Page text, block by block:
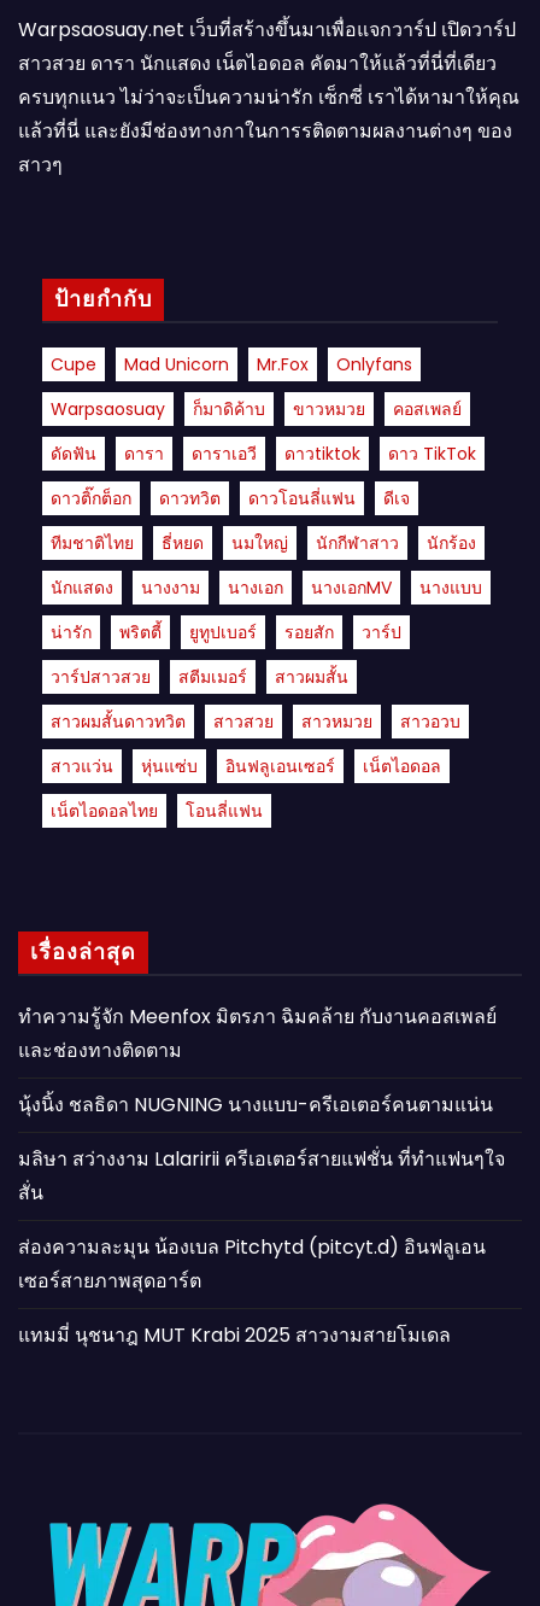
Warpsaosuay.net เว็บที่สร้างขึ้นมาเพื่อแจกวาร์ป เปิดวาร์ป
สาวสวย ดารา นักแสดง เน็ตไอดอล คัดมาให้แล้วที่นี่ที่เดียว
ครบทุกแนว ไม่ว่าจะเป็นความน่ารัก เซ็กซี่ เราได้หามาให้คุณ
แล้วที่นี่ และยังมีช่องทางกาในการรติดตามผลงานต่างๆ ของ
สาวๆ
ป้ายกำกับ
Cupe Mad Unicorn Mr.fox
Onlyfans
Warpsaosuay
ก็มาดิค้าบ ขาวหมวย
คอสเพลย์
ดัดฟัน
ดารา ดาราเอวี ดาวtiktok
ดาว TikTok
ดาวติ๊กต็อก
ดาวทวิต ดาวโอนลี่แฟน
ดีเจ
ทีมชาติไทย
ธี่หยด นมใหญ่ นักกีฬาสาว
นักร้อง
นักแสดง
นางงาม นางเอก นางเอกMV
นางแบบ
น่ารัก
พริตตี้ ยูทูปเบอร์ รอยสัก
วาร์ป
วาร์ปสาวสวย
สตีมเมอร์
สาวผมสั้น
สาวผมสั้นดาวทวิต
สาวสวย สาวหมวย
สาวอวบ
สาวแว่น
หุ่นแซ่บ อินฟลูเอนเซอร์
เน็ตไอดอล
เน็ตไอดอลไทย
โอนลี่แฟน
เรื่องล่าสุด
ทำความรู้จัก Meenfox มิตรภา ฉิมคล้าย กับงานคอสเพลย์
และช่องทางติดตาม
นุ้งนิ้ง ชลธิดา NUGNING นางแบบ-ครีเอเตอร์คนตามแน่น
มลิษา สว่างงาม Lalaririi ครีเอเตอร์สายแฟชั่น ที่ทำแฟนๆใจ
สั่น
ส่องความละมุน น้องเบล Pitchytd (pitcyt.d) อินฟลูเอน
เซอร์สายภาพสุดอาร์ต
แทมมี่ นุชนาฎ MUT Krabi 2025 สาวงามสายโมเดล